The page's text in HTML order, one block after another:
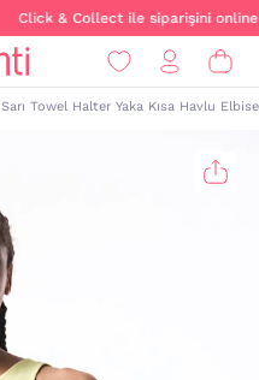
Click & Collect ile siparişini online
Sarı Towel Halter Yaka Kısa Havlu Elbise